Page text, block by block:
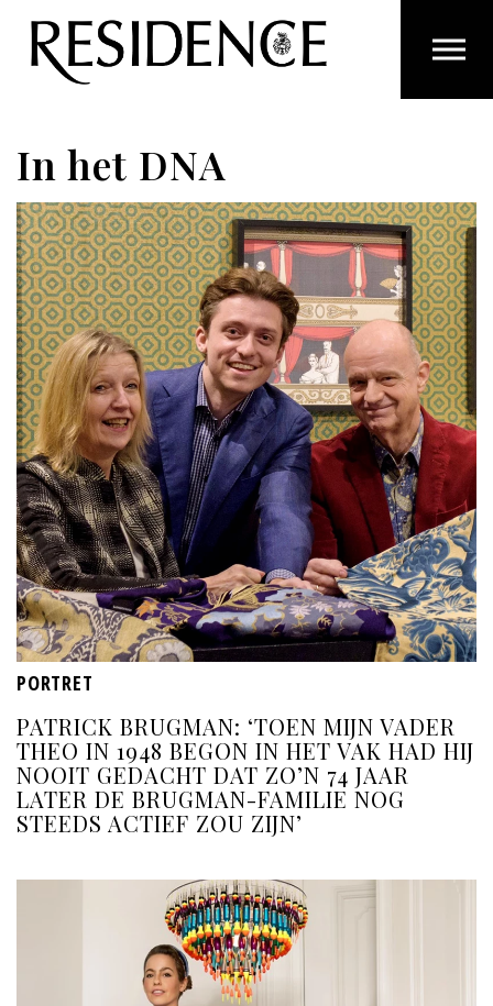
Overslaan en ga direct naar de inhoud
In het DNA
PORTRET
PATRICK BRUGMAN: ‘TOEN MIJN VADER
THEO IN 1948 BEGON IN HET VAK HAD HIJ
NOOIT GEDACHT DAT ZO’N 74 JAAR
LATER DE BRUGMAN-FAMILIE NOG
STEEDS ACTIEF ZOU ZIJN’